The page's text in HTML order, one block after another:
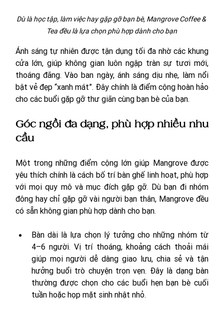
Dù là học tập, làm việc hay gặp gỡ bạn bè, Mangrove Coffee &
Tea đều là lựa chọn phù hợp dành cho bạn
Ánh sáng tự nhiên được tận dụng tối đa nhờ các khung
cửa lớn, giúp không gian luôn ngập tràn sự tươi mới,
thoáng đãng. Vào ban ngày, ánh sáng dịu nhẹ, làm nổi
bật vẻ đẹp “xanh mát”. Đây chính là điểm cộng hoàn hảo
cho các buổi gặp gỡ thư giãn cùng bạn bè của bạn.
Góc ngồi đa dạng, phù hợp nhiều nhu
cầu
Một trong những điểm cộng lớn giúp Mangrove được
yêu thích chính là cách bố trí bàn ghế linh hoạt, phù hợp
với mọi quy mô và mục đích gặp gỡ. Dù bạn đi nhóm
đông hay chỉ gặp gỡ vài người bạn thân, Mangrove đều
có sẵn không gian phù hợp dành cho bạn.
Bàn dài là lựa chọn lý tưởng cho những nhóm từ
4–6 người. Vị trí thoáng, khoảng cách thoải mái
giúp mọi người dễ dàng giao lưu, chia sẻ và tận
hưởng buổi trò chuyện trọn vẹn. Đây là dạng bàn
thường được chọn cho các buổi hẹn bạn bè cuối
tuần hoặc họp mặt sinh nhật nhỏ.